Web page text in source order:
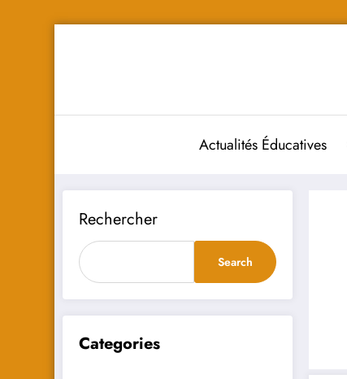
Actualités Éducatives
Rechercher
Search
Categories